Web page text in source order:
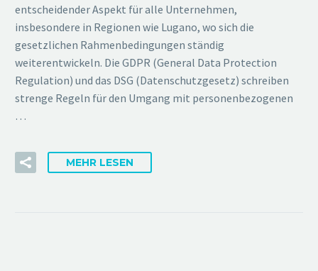
entscheidender Aspekt für alle Unternehmen,
insbesondere in Regionen wie Lugano, wo sich die
gesetzlichen Rahmenbedingungen ständig
weiterentwickeln. Die GDPR (General Data Protection
Regulation) und das DSG (Datenschutzgesetz) schreiben
strenge Regeln für den Umgang mit personenbezogenen
…
MEHR LESEN